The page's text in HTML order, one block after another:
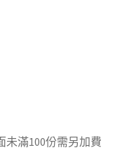
未滿100份需另加費